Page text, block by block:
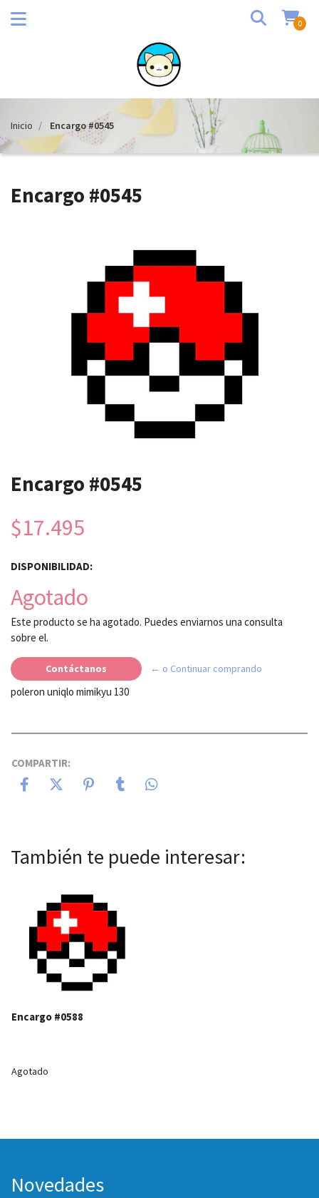
0
Inicio Encargo #0545
Encargo #0545
Encargo #0545
$17.495
DISPONIBILIDAD:
Agotado
Este producto se ha agotado. Puedes enviarnos una consulta
sobre el.
Contáctanos ← o Continuar comprando
poleron uniqlo mimikyu 130
COMPARTIR:
También te puede interesar:
Encargo #0588
Agotado
Novedades